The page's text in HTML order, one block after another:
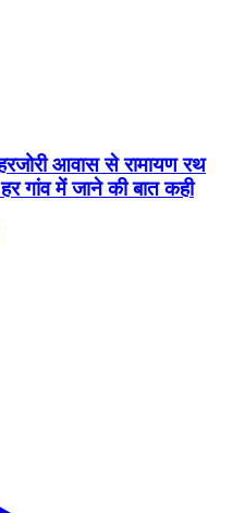
आवास से रामायण रथ
गांव में जाने की बात कही